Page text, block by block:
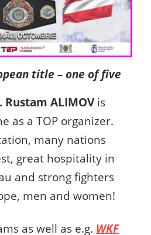
title – one of five
Rustam ALIMOVis
as a TOP organizer.
many nations
great hospitality in
and strong fighters
men and women!
as well as e.g. WKF